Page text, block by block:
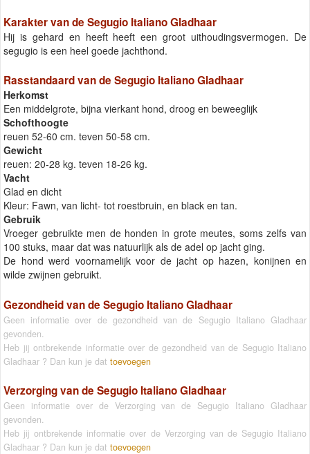
Karakter van de Segugio Italiano Gladhaar
Hij is gehard en heeft heeft een groot uithoudingsvermogen. De
segugio is een heel goede jachthond.
Rasstandaard van de Segugio Italiano Gladhaar
Herkomst
Een middelgrote, bijna vierkant hond, droog en beweeglijk
Schofthoogte
reuen 52-60 cm. teven 50-58 cm.
Gewicht
reuen: 20-28 kg. teven 18-26 kg.
Vacht
Glad en dicht
Kleur: Fawn, van licht- tot roestbruin, en black en tan.
Gebruik
Vroeger gebruikte men de honden in grote meutes, soms zelfs van
100 stuks, maar dat was natuurlijk als de adel op jacht ging.
De hond werd voornamelijk voor de jacht op hazen, konijnen en
wilde zwijnen gebruikt.
Gezondheid van de Segugio Italiano Gladhaar
Geen informatie over de gezondheid van de Segugio Italiano Gladhaar
gevonden.
Heb jij ontbrekende informatie over de gezondheid van de Segugio Italiano
Gladhaar ? Dan kun je dat toevoegen
Verzorging van de Segugio Italiano Gladhaar
Geen informatie over de Verzorging van de Segugio Italiano Gladhaar
gevonden.
Heb jij ontbrekende informatie over de Verzorging van de Segugio Italiano
Gladhaar ? Dan kun je dat toevoegen